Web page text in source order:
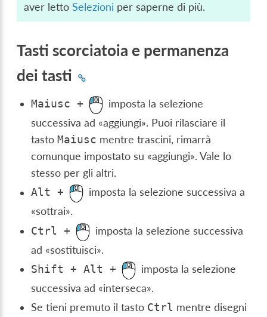
aver lettoSelezioni per saperne di più.
Tasti scorciatoia e permanenza
dei tasti
Maiusc +
imposta la selezione
successiva ad «aggiungi». Puoi rilasciare il
tastoMaiusc mentre trascini, rimarrà
comunque impostato su «aggiungi». Vale lo
stesso per gli altri.
Alt +
imposta la selezione successiva a
«sottrai».
Ctrl +
imposta la selezione successiva
ad «sostituisci».
Shift + Alt +
imposta la selezione
successiva ad «interseca».
Se tieni premuto il tasto Ctrl mentre disegni